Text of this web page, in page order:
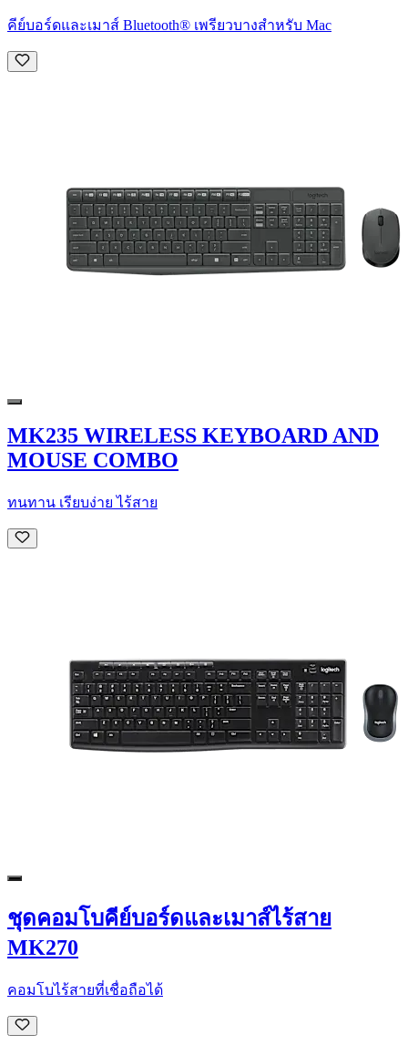
คีย์บอร์ดและเมาส์ Bluetooth® เพรียวบางสำหรับ Mac
MK235 WIRELESS KEYBOARD AND
MOUSE COMBO
ทนทาน เรียบง่าย ไร้สาย
ชุดคอมโบคีย์บอร์ดและเมาส์ไร้สาย
MK270
คอมโบไร้สายที่เชื่อถือได้